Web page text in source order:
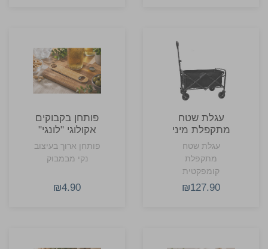
עגלת שטח
מתקפלת מיני
פאג'רו
עגלת שטח
מתקפלת
קומפקטית
₪127.90
פותחן בקבוקים
אקולוגי "לונגי"
מבמבוק
ונירוסטה
פותחן ארוך בעיצוב
נקי מבמבוק
₪4.90